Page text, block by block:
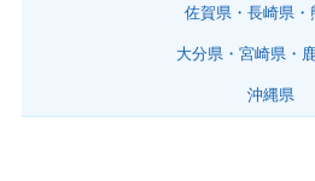
佐賀県・長崎県・
大分県・宮崎県・
沖縄県